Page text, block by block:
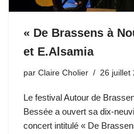
« De Brassens à
et E.Alsamia
par Claire Cholier 26 juillet
Le festival Autour de
Bessée a ouvert sa dix-
concert intitulé « De